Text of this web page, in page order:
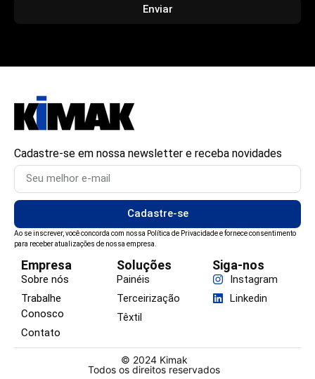
Enviar
Cadastre-se em nossa newsletter e receba novidades
Cadastre-se
Ao se inscrever, você concorda com nossa Política de Privacidade e fornece consentimento
para receber atualizações de nossa empresa.
Empresa
Sobre nós
Trabalhe
Conosco
Contato
Soluções
Painéis
Terceirização
Têxtil
Siga-nos
Instagram
Linkedin
© 2024 Kimak
Todos os direitos reservados